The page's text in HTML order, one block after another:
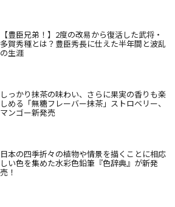
【豊臣兄弟！】2度の改易から復活した武将・
多賀秀種とは？豊臣秀長に仕えた半年間と波乱
の生涯
しっかり抹茶の味わい、さらに果実の香りも楽
しめる「無糖フレーバー抹茶」ストロベリー、
マンゴー新発売
日本の四季折々の植物や情景を描くことに相応
しい色を集めた水彩色鉛筆『色辞典』が新発
売！